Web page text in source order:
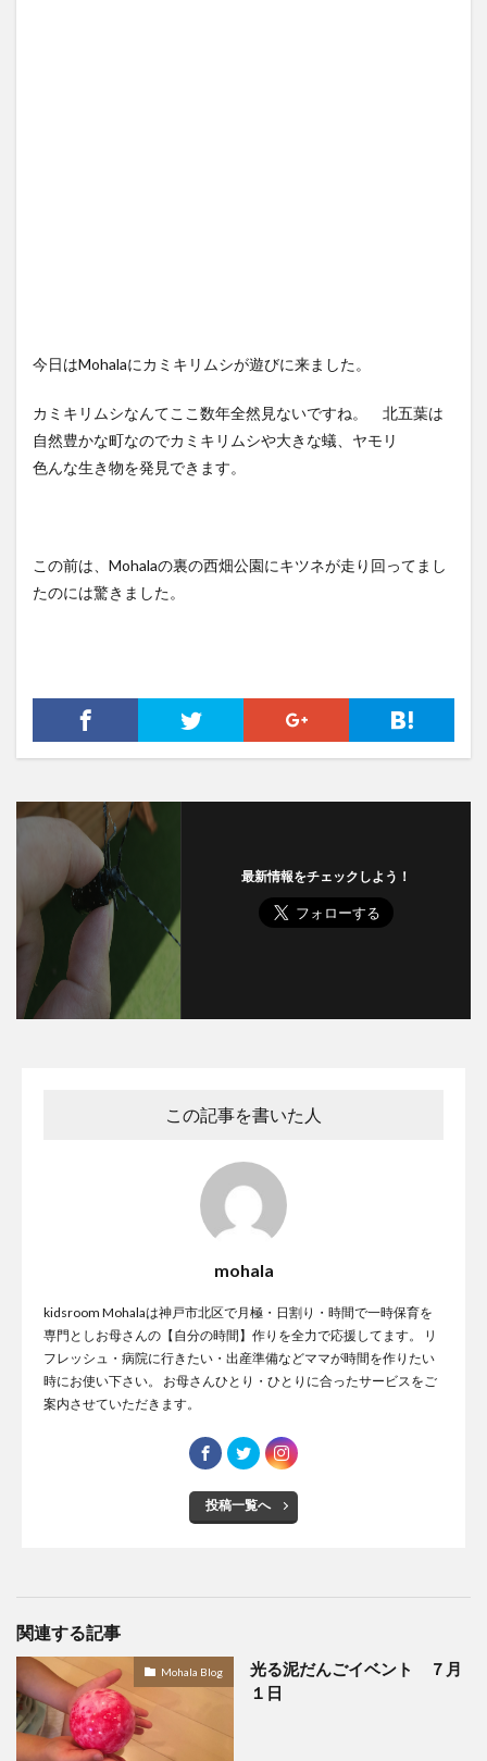
今日はMohalaにカミキリムシが遊びに来ました。
カミキリムシなんてここ数年全然見ないですね。 北五葉は
自然豊かな町なのでカミキリムシや大きな蟻、ヤモリ
色んな生き物を発見できます。
この前は、Mohalaの裏の西畑公園にキツネが走り回ってまし
たのには驚きました。
最新情報をチェックしよう！
この記事を書いた人
mohala
kidsroom Mohalaは神戸市北区で月極・日割り・時間で一時保育を
専門としお母さんの【自分の時間】作りを全力で応援してます。 リ
フレッシュ・病院に行きたい・出産準備などママが時間を作りたい
時にお使い下さい。 お母さんひとり・ひとりに合ったサービスをご
案内させていただきます。
投稿一覧へ
関連する記事
Mohala Blog
光る泥だんごイベント ７月
１日